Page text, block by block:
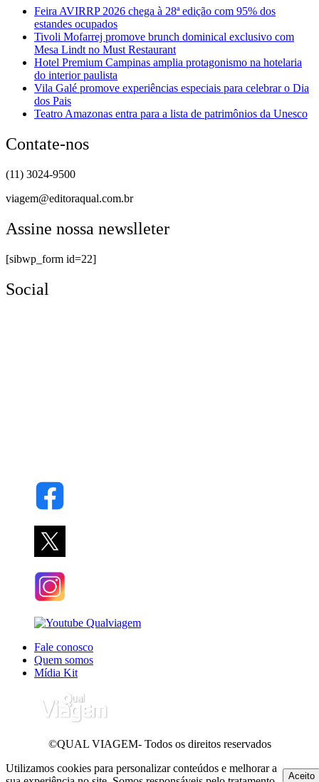
Feira AVIRRP 2026 chega à 28ª edição com 95% dos
estandes ocupados
Tivoli Mofarrej promove brunch dominical exclusivo com
Mesa Lindt no Must Restaurant
Hotel Premium Campinas amplia protagonismo na hotelaria
do interior paulista
Vila Galé promove experiências especiais para celebrar o Dia
dos Pais
Teatro Amazonas entra para a lista de patrimônios da Unesco
Contate-nos
(11) 3024-9500
viagem@editoraqual.com.br
Assine nossa newslleter
[sibwp_form id=22]
Social
Fale conosco
Quem somos
Mídia Kit
©QUAL VIAGEM- Todos os direitos reservados
Utilizamos cookies para personalizar conteúdos e melhorar a
Aceito